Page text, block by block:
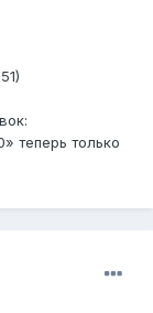
теперь только